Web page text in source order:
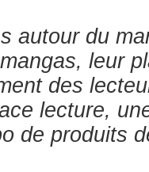
autour du
leur
des
lecture,
de produits